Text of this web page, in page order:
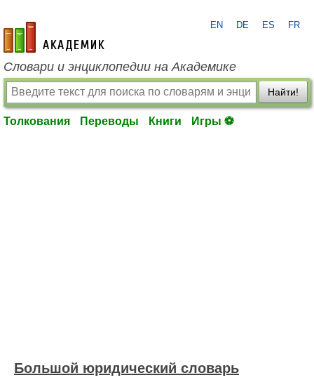
academic.ru
EN DE ES FR
Словари и энциклопедии на Академике
Найти!
Толкования Переводы Книги Игры ⚽
Большой юридический словарь